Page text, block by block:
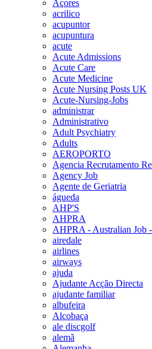
Açores
acrilico
acupuntor
acupuntura
acute
Acute Admissions
Acute Care
Acute Medicine
Acute Nursing Posts UK
Acute-Nursing-Jobs
administrar
Administrativo
Adult Psychiatry
Adults
AEROPORTO
Agencia Recrutamento
Agency Job
Agente de Geriatria
águeda
AHP'S
AHPRA
AHPRA - Australian Job
airedale
airlines
airways
ajuda
Ajudante Acção Directa
ajudante familiar
albufeira
Alcobaça
ale discgolf
alemã